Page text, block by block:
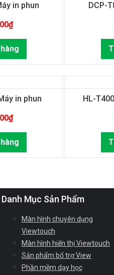
in phun
₫
DCP-
in phun
₫
HL-
Danh Mục Sản Phẩm
Màn hình chuyên dụng
Viewtouch
Màn hình hiển thị Viewtouch
Sản phẩm bổ trợ View
Phần mềm dạy học